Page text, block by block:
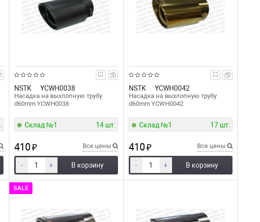
NSTK YCWH0038
Насадка на выхлопную трубу
d60mm YCWH0038
Склад №1 14 шт.
410₽ Все цены
- + В корзину
NSTK YCWH0042
Насадка на выхлопную трубу
d60mm YCWH0042
Склад №1 17 шт.
410₽ Все цены
- + В корзину
SALE